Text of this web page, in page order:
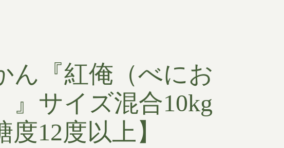
ん『紅俺（べにお
』サイズ混合10kg
度12度以上】